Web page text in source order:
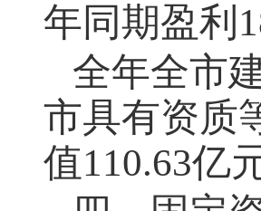
年同期盈利
全年全市
市具有资质
值110.63亿